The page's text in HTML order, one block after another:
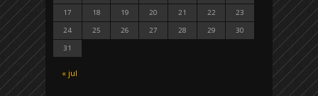
« jul
17
18 19 20 21 22
23
24
25 26 27 28 29
30
31